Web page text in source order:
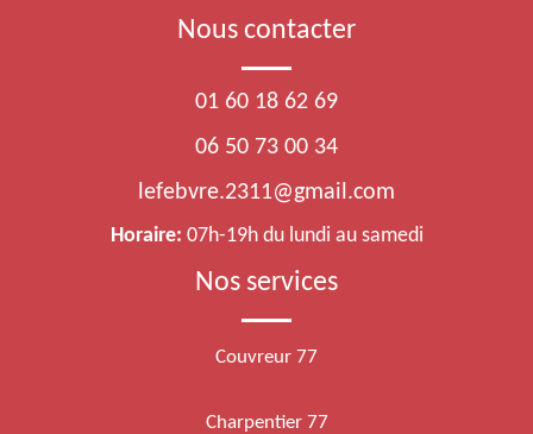
Nous contacter
01 60 18 62 69
06 50 73 00 34
lefebvre.2311@gmail.com
Horaire: 07h-19h du lundi au samedi
Nos services
Couvreur 77
Charpentier 77